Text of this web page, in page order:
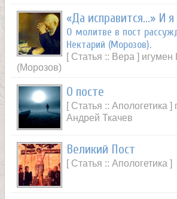
«Да исправится…» И я
О молитве в пост
Нектарий (Морозов).
[ Статья :: Вера ] игумен
(Морозов)
О посте
[ Статья :: Апологетика ]
Андрей Ткачев
Великий Пост
[ Статья :: Апологетика ]